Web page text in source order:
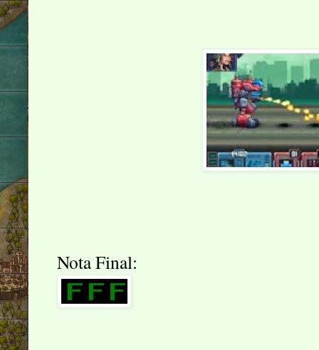
Nota Final: